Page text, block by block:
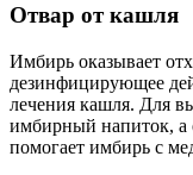
Отвар от кашля
Имбирь оказывает
дезинфицирующее
лечения кашля. Для
имбирный напиток, а
помогает имбирь с